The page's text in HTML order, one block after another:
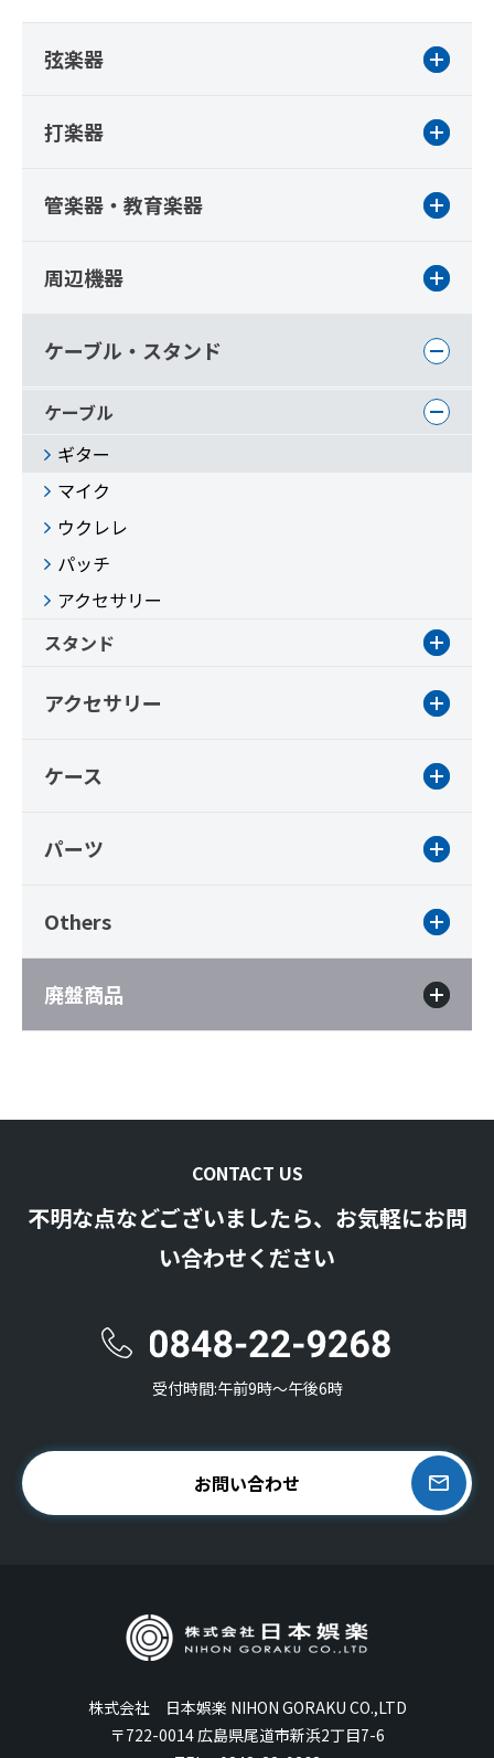
弦楽器
打楽器
管楽器・教育楽器
周辺機器
ケーブル・スタンド
ケーブル
ギター
マイク
ウクレレ
パッチ
アクセサリー
スタンド
アクセサリー
ケース
パーツ
Others
廃盤商品
CONTACT US
不明な点などございましたら、お気軽にお問
い合わせください
受付時間:午前9時〜午後6時
お問い合わせ
株式会社 日本娯楽 NIHON GORAKU CO.,LTD
〒722-0014 広島県尾道市新浜2丁目7-6